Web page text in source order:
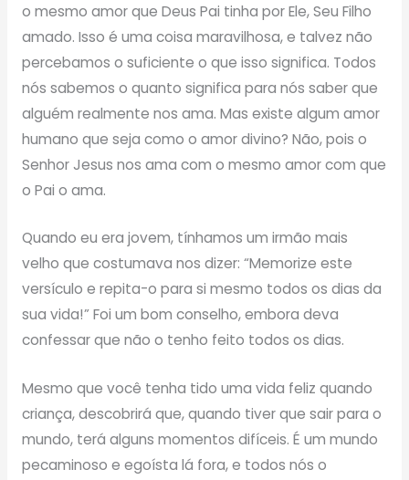
o mesmo amor que Deus Pai tinha por Ele, Seu Filho
amado. Isso é uma coisa maravilhosa, e talvez não
percebamos o suficiente o que isso significa. Todos
nós sabemos o quanto significa para nós saber que
alguém realmente nos ama. Mas existe algum amor
humano que seja como o amor divino? Não, pois o
Senhor Jesus nos ama com o mesmo amor com que
o Pai o ama.
Quando eu era jovem, tínhamos um irmão mais
velho que costumava nos dizer: “Memorize este
versículo e repita-o para si mesmo todos os dias da
sua vida!” Foi um bom conselho, embora deva
confessar que não o tenho feito todos os dias.
Mesmo que você tenha tido uma vida feliz quando
criança, descobrirá que, quando tiver que sair para o
mundo, terá alguns momentos difíceis. É um mundo
pecaminoso e egoísta lá fora, e todos nós o